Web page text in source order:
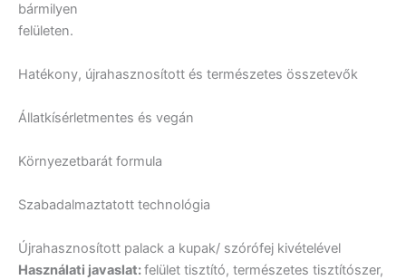
bármilyen
felületen.
Hatékony, újrahasznosított és természetes összetevők
Állatkísérletmentes és vegán
Környezetbarát formula
Szabadalmaztatott technológia
Újrahasznosított palack a kupak/ szórófej kivételével
Használati javaslat:felület tisztító, természetes tisztítószer,